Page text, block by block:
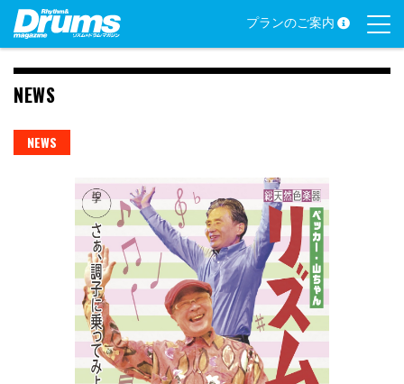
Skip
content
プランのご案内
NEWS
NEWS